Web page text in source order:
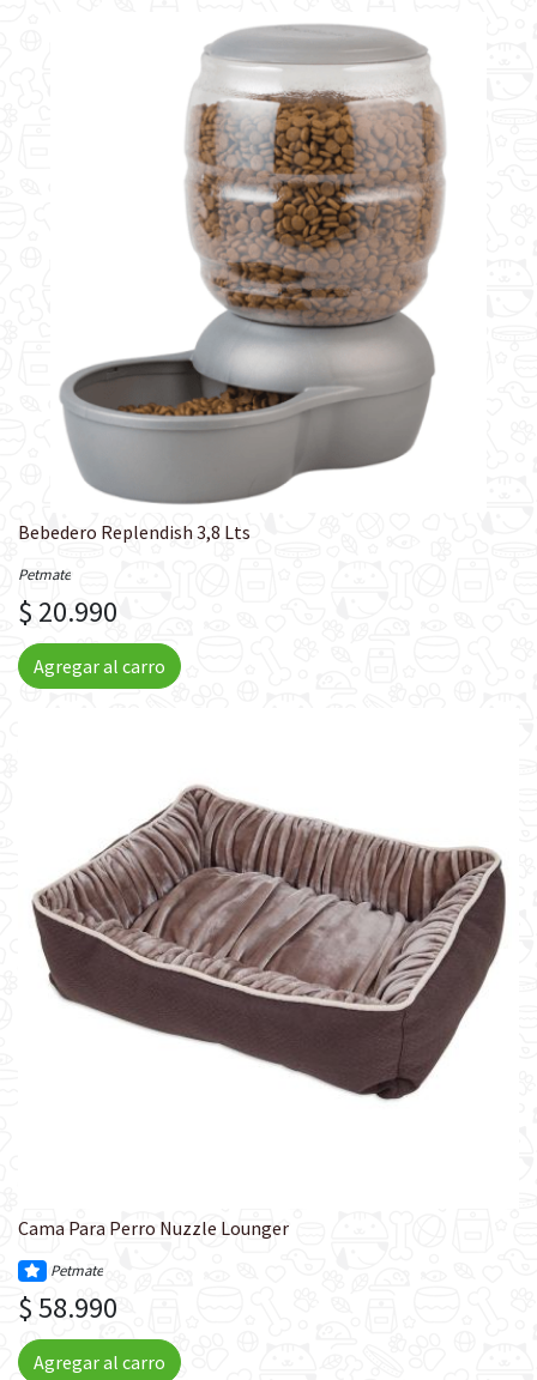
Bebedero Replendish 3,8 Lts
Petmate
$ 20.990
Agregar al carro
Cama Para Perro Nuzzle Lounger
Petmate
$ 58.990
Agregar al carro